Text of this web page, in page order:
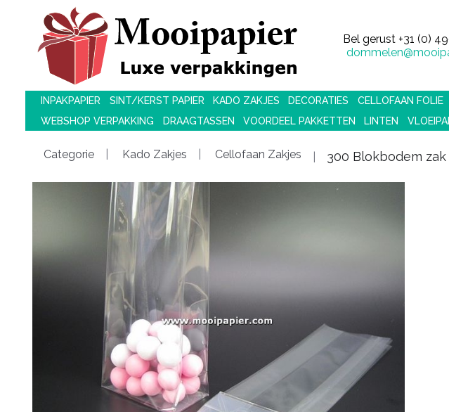
Bel gerust +31 (0)
INPAKPAPIER SINT/KERST PAPIER KADO ZAKJES DECORATIES CELLOFAAN FOLIE
WEBSHOP VERPAKKING
DRAAGTASSEN VOORDEEL PAKKETTEN LINTEN
Categorie Kado Zakjes Cellofaan Zakjes 300 Blokbodem zak